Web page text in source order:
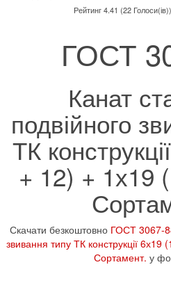
Рейтинг 4.41 (22 Голоси(ів))
ГОСТ
Канат
подвійного
ТК
+ 12) + 1х19
Скачати безкоштовно ГОСТ 3067-
звивання типу ТК конструкції
Сортамент. у